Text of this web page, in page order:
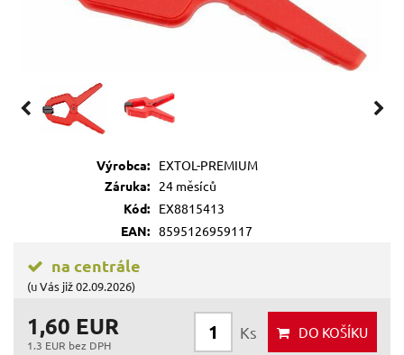
Výrobca:
EXTOL-PREMIUM
Záruka:
24 měsíců
Kód:
EX8815413
EAN: 8595126959117
na centrále
(u Vás již 02.09.2026)
1,60 EUR
1.3 EUR bez DPH
Ks DO KOŠÍKU